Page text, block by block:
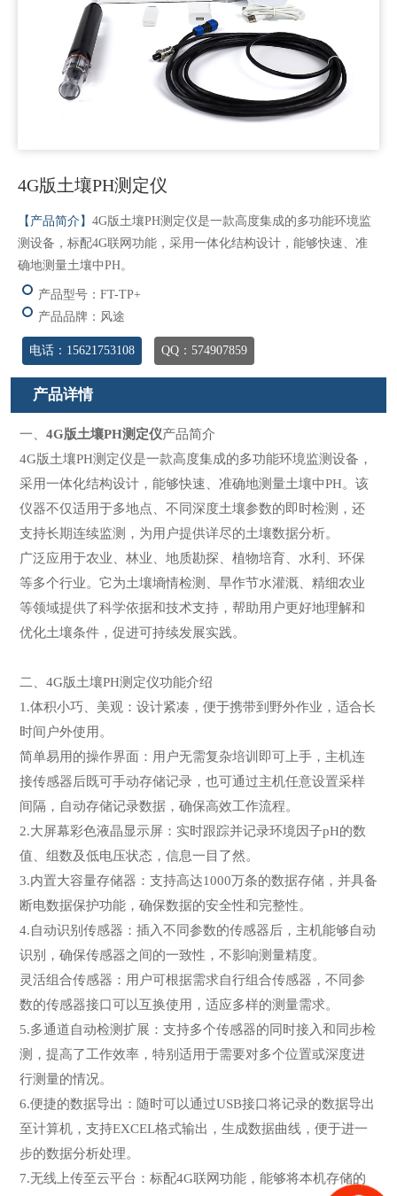
4G版土壤PH测定仪
【产品简介】 4G版土壤PH测定仪是一款高度集成的多功能环境监
测设备，标配4G联网功能，采用一体化结构设计，能够快速、准
确地测量土壤中PH。
产品型号：FT-TP+
产品品牌：风途
电话：15621753108 QQ：574907859
产品详情
一、 4G版土壤PH测定仪产品简介
4G版土壤PH测定仪是一款高度集成的多功能环境监测设备，
采用一体化结构设计，能够快速、准确地测量土壤中PH。该
仪器不仅适用于多地点、不同深度土壤参数的即时检测，还
支持长期连续监测，为用户提供详尽的土壤数据分析。
广泛应用于农业、林业、地质勘探、植物培育、水利、环保
等多个行业。它为土壤墒情检测、旱作节水灌溉、精细农业
等领域提供了科学依据和技术支持，帮助用户更好地理解和
优化土壤条件，促进可持续发展实践。
二、4G版土壤PH测定仪功能介绍
1.体积小巧、美观：设计紧凑，便于携带到野外作业，适合长
时间户外使用。
简单易用的操作界面：用户无需复杂培训即可上手，主机连
接传感器后既可手动存储记录，也可通过主机任意设置采样
间隔，自动存储记录数据，确保高效工作流程。
2.大屏幕彩色液晶显示屏：实时跟踪并记录环境因子pH的数
值、组数及低电压状态，信息一目了然。
3.内置大容量存储器：支持高达1000万条的数据存储，并具备
断电数据保护功能，确保数据的安全性和完整性。
4.自动识别传感器：插入不同参数的传感器后，主机能够自动
识别，确保传感器之间的一致性，不影响测量精度。
灵活组合传感器：用户可根据需求自行组合传感器，不同参
数的传感器接口可以互换使用，适应多样的测量需求。
5.多通道自动检测扩展：支持多个传感器的同时接入和同步检
测，提高了工作效率，特别适用于需要对多个位置或深度进
行测量的情况。
6.便捷的数据导出：随时可以通过USB接口将记录的数据导出
至计算机，支持EXCEL格式输出，生成数据曲线，便于进一
步的数据分析处理。
7.无线上传至云平台：标配4G联网功能，能够将本机存储的